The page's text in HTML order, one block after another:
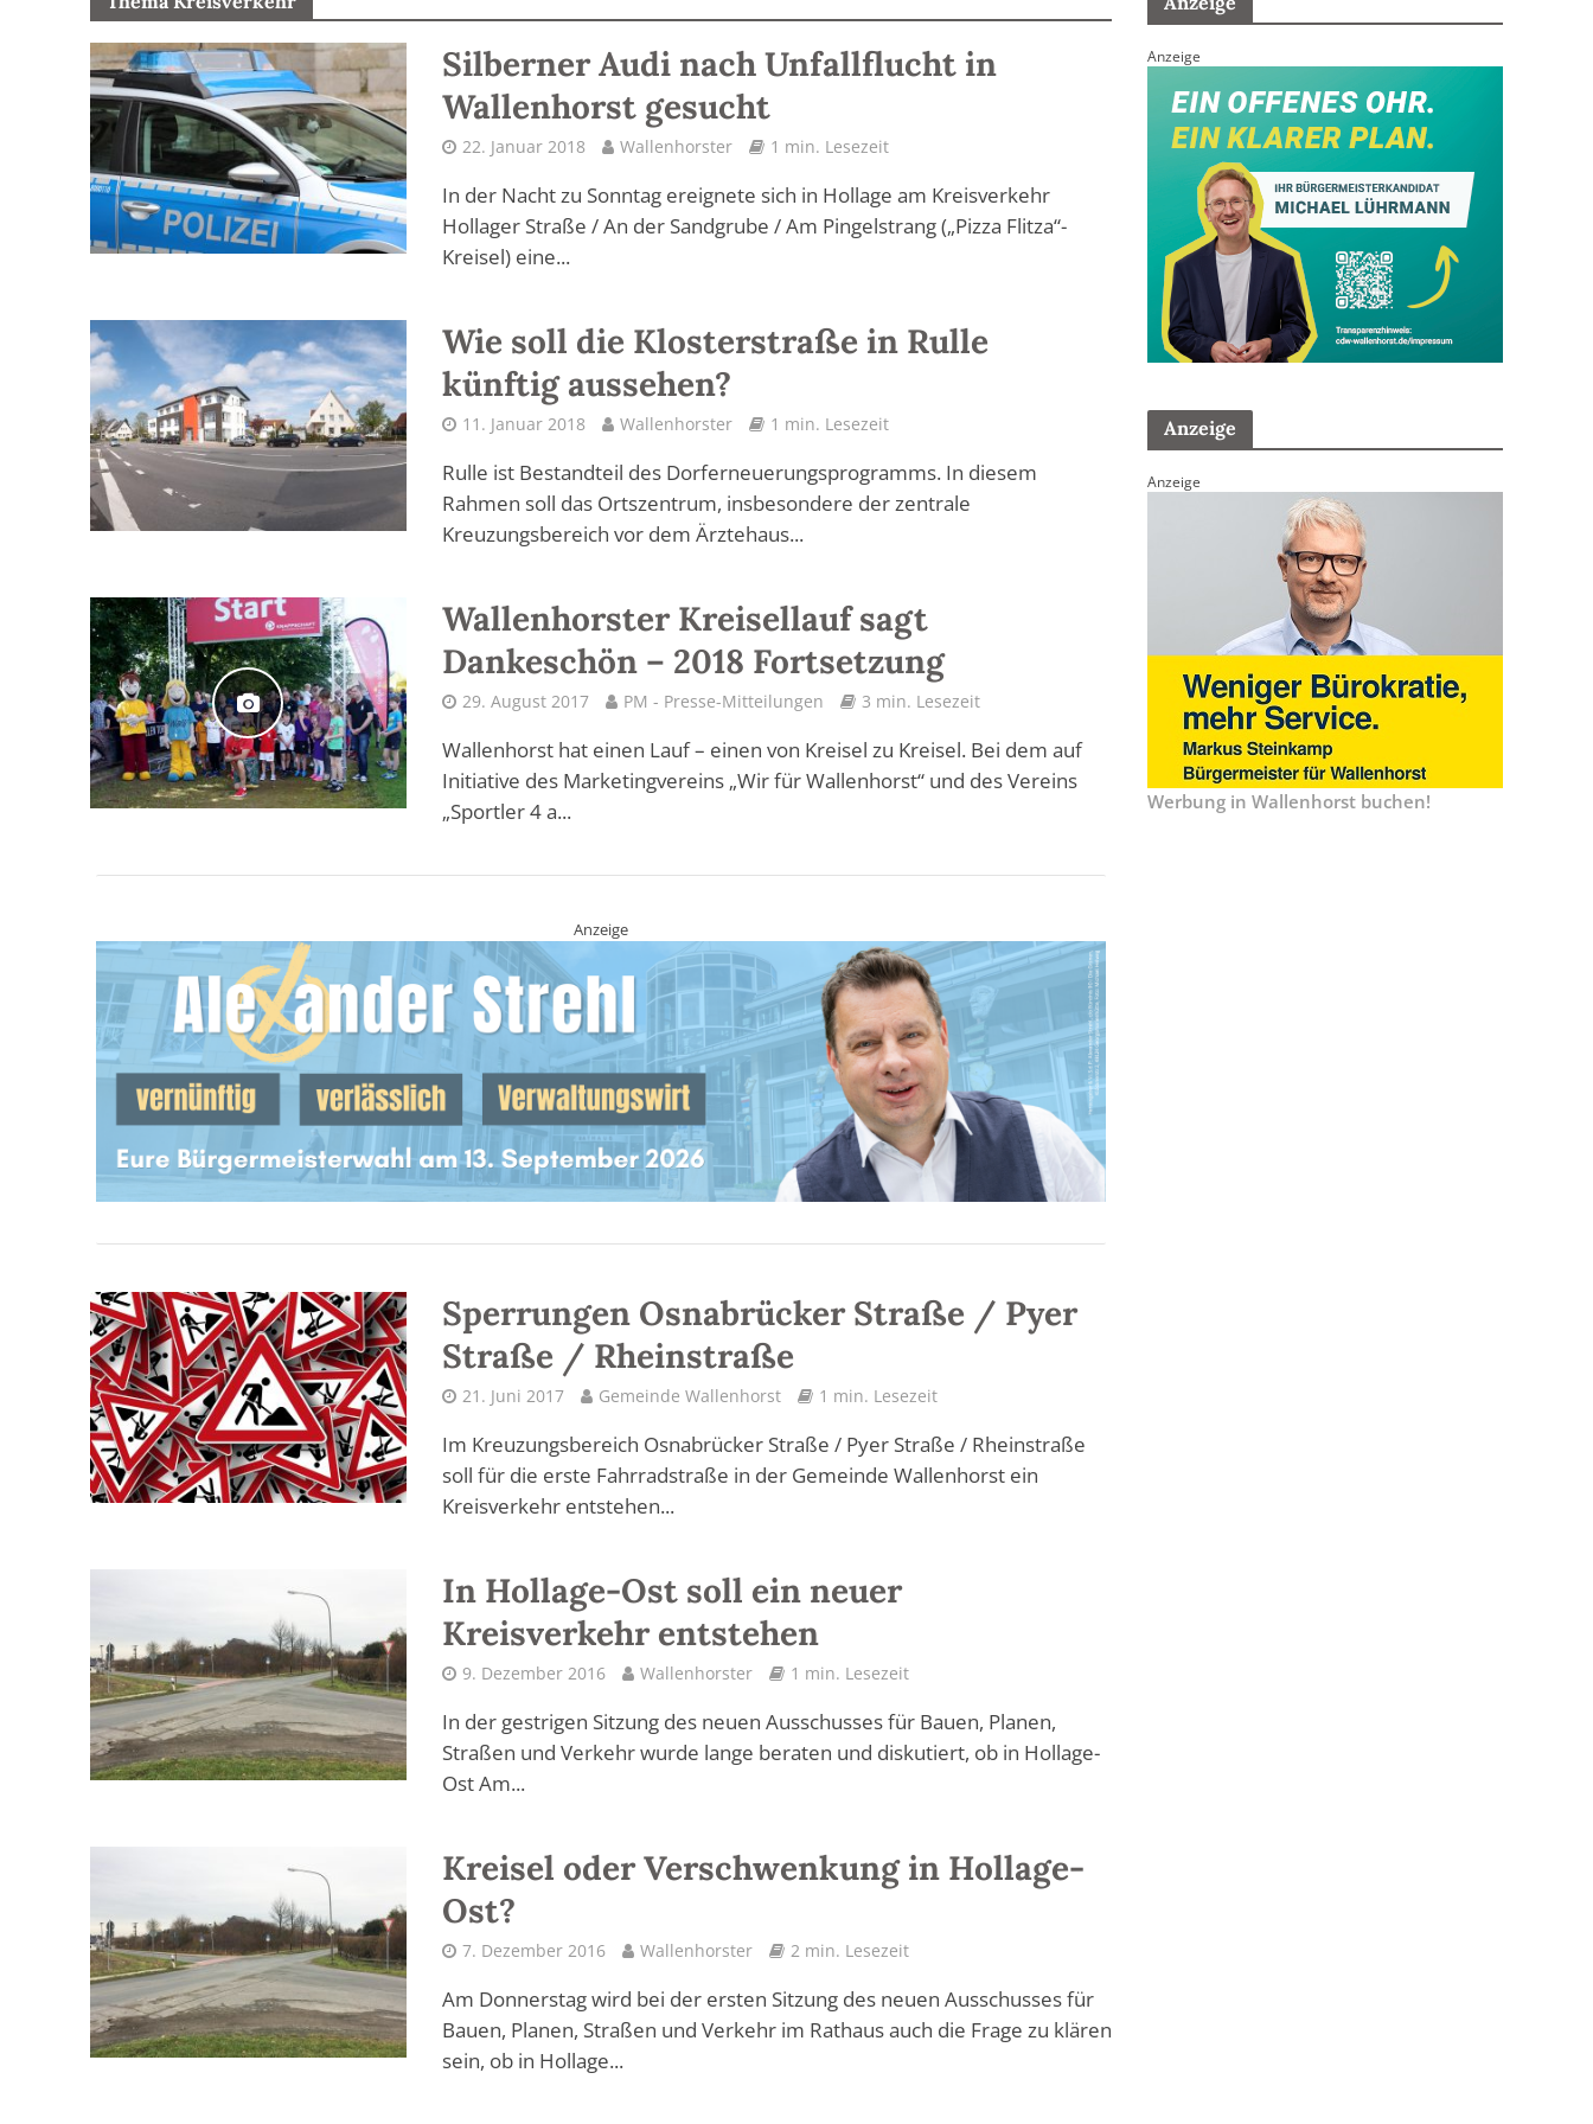
Silberner Audi nach Unfallflucht in
Wallenhorst gesucht
22. Januar 2018 Wallenhorster 1 min. Lesezeit
In der Nacht zu Sonntag ereignete sich in Hollage am Kreisverkehr
Hollager Straße / An der Sandgrube / Am Pingelstrang („Pizza Flitza“-
Kreisel) eine...
Wie soll die Klosterstraße in Rulle
künftig aussehen?
11. Januar 2018 Wallenhorster 1 min. Lesezeit
Rulle ist Bestandteil des Dorferneuerungsprogramms. In diesem
Rahmen soll das Ortszentrum, insbesondere der zentrale
Kreuzungsbereich vor dem Ärztehaus...
Wallenhorster Kreisellauf sagt
Dankeschön – 2018 Fortsetzung
29. August 2017 PM - Presse-Mitteilungen 3 min. Lesezeit
Wallenhorst hat einen Lauf – einen von Kreisel zu Kreisel. Bei dem auf
Initiative des Marketingvereins „Wir für Wallenhorst“ und des Vereins
„Sportler 4 a...
Anzeige
Sperrungen Osnabrücker Straße / Pyer
Straße / Rheinstraße
21. Juni 2017 Gemeinde Wallenhorst 1 min. Lesezeit
Im Kreuzungsbereich Osnabrücker Straße / Pyer Straße / Rheinstraße
soll für die erste Fahrradstraße in der Gemeinde Wallenhorst ein
Kreisverkehr entstehen...
In Hollage-Ost soll ein neuer
Kreisverkehr entstehen
9. Dezember 2016 Wallenhorster 1 min. Lesezeit
In der gestrigen Sitzung des neuen Ausschusses für Bauen, Planen,
Straßen und Verkehr wurde lange beraten und diskutiert, ob in Hollage-
Ost Am...
Kreisel oder Verschwenkung in Hollage-
Ost?
7. Dezember 2016 Wallenhorster 2 min. Lesezeit
Am Donnerstag wird bei der ersten Sitzung des neuen Ausschusses für
Bauen, Planen, Straßen und Verkehr im Rathaus auch die Frage zu klären
sein, ob in Hollage...
Anzeige
Anzeige
Anzeige
Werbung in Wallenhorst buchen!